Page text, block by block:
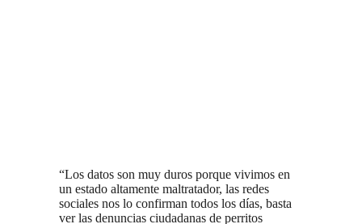
“Los datos son muy duros porque vivimos en
un estado altamente maltratador, las redes
sociales nos lo confirman todos los días, basta
ver las denuncias ciudadanas de perritos